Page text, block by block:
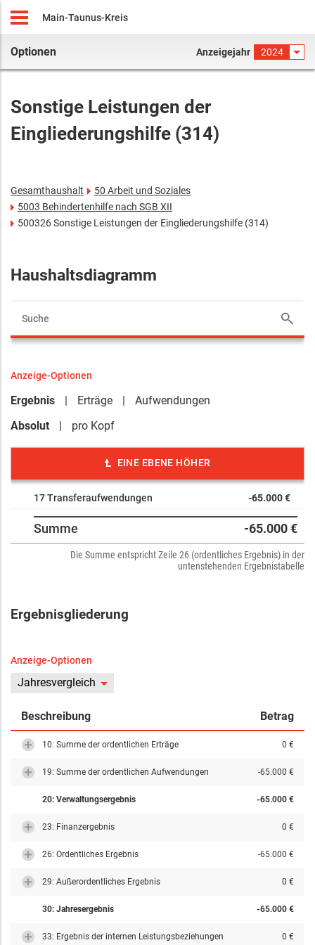
Main-Taunus-Kreis
Optionen Anzeigejahr 2024
Sonstige Leistungen der
Eingliederungshilfe (314)
Gesamthaushalt
50 Arbeit und Soziales
5003 Behindertenhilfe nach SGB XII
500326 Sonstige Leistungen der Eingliederungshilfe (314)
Haushaltsdiagramm
Anzeige-Optionen
Ergebnis Erträge
Aufwendungen
Absolut
pro Kopf
EINE EBENE HÖHER
17 Transferaufwendungen -65.000 €
Summe -65.000 €
Die Summe entspricht Zeile 26 (ordentliches Ergebnis) in der
untenstehenden Ergebnistabelle
Ergebnisgliederung
Anzeige-Optionen
Jahresvergleich
Beschreibung Betrag
10: Summe der ordentlichen Erträge 0 €
19: Summe der ordentlichen Aufwendungen -65.000 €
20: Verwaltungsergebnis -65.000 €
23: Finanzergebnis 0 €
26: Ordentliches Ergebnis -65.000 €
29: Außerordentliches Ergebnis 0 €
30: Jahresergebnis -65.000 €
33: Ergebnis der internen Leistungsbeziehungen 0 €